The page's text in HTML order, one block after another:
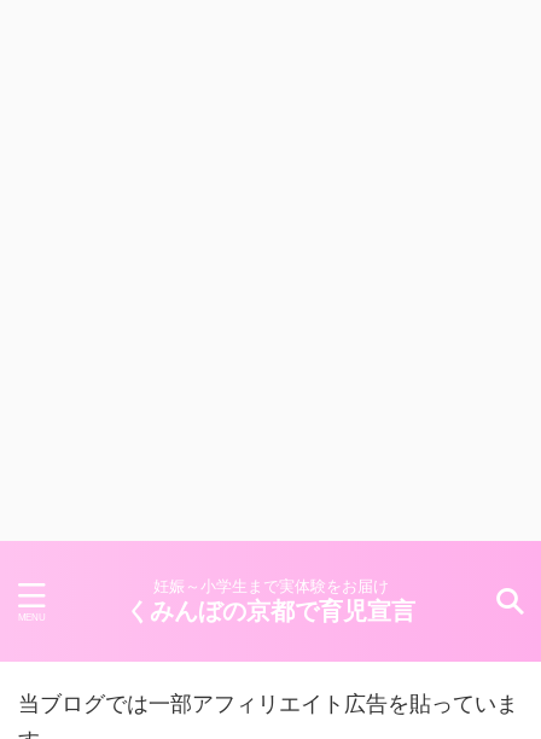
妊娠～小学生まで実体験をお届け
くみんぼの京都で育児宣言
当ブログでは一部アフィリエイト広告を貼っていま